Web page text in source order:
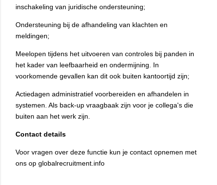
inschakeling van juridische ondersteuning;
Ondersteuning bij de afhandeling van klachten en
meldingen;
Meelopen tijdens het uitvoeren van controles bij panden in
het kader van leefbaarheid en ondermijning. In
voorkomende gevallen kan dit ook buiten kantoortijd zijn;
Actiedagen administratief voorbereiden en afhandelen in
systemen. Als back-up vraagbaak zijn voor je collega's die
buiten aan het werk zijn.
Contact details
Voor vragen over deze functie kun je contact opnemen met
ons op globalrecruitment.info